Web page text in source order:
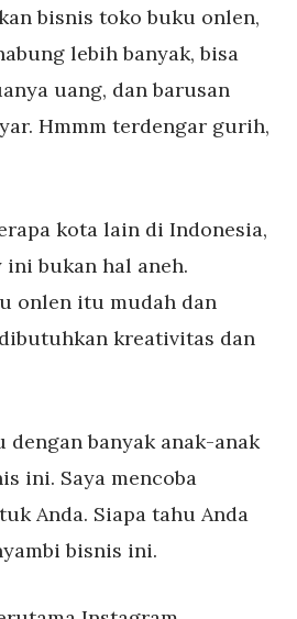
bisnis toko buku onlen,
lebih banyak, bisa
uang, dan barusan
Hmmm terdengar gurih,
kota lain di Indonesia,
bukan hal aneh.
onlen itu mudah dan
kreativitas dan
dengan banyak anak-anak
ini. Saya mencoba
Anda. Siapa tahu Anda
bisnis ini.